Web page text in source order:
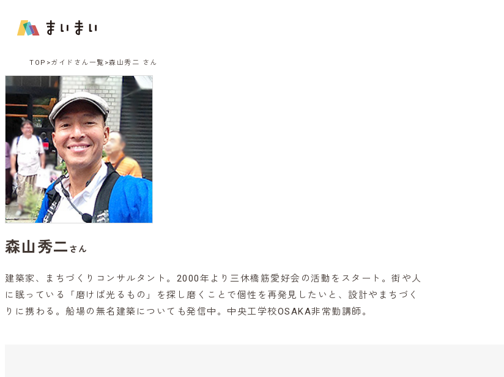
TOP ガイドさん一覧 森山秀二 さん
森山秀二 さん
建築家、まちづくりコンサルタント。2000年より三休橋筋愛好会の活動をスタート。街や人
に眠っている「磨けば光るもの」を探し磨くことで個性を再発見したいと、設計やまちづく
りに携わる。船場の無名建築についても発信中。中央工学校OSAKA非常勤講師。